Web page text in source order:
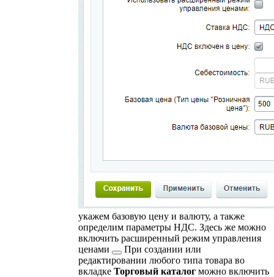
укажем базовую цену и валюту, а также
определим параметры НДС. Здесь же можно
включить расширенный режим управления
ценами
При создании или
редактировании любого типа товара во
вкладке Торговый каталог можно включить